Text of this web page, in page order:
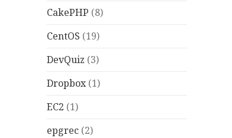
CakePHP (8)
CentOS (19)
DevQuiz (3)
Dropbox(1)
EC2 (1)
epgrec (2)